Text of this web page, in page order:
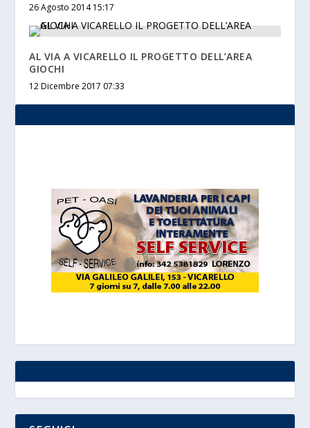
26 Agosto 2014 15:17
AL VIA A VICARELLO IL PROGETTO DELL’AREA
GIOCHI
12 Dicembre 2017 07:33